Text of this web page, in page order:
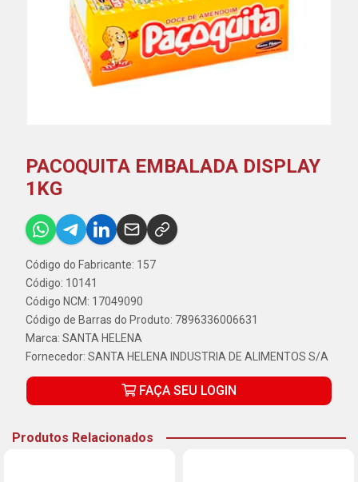
PACOQUITA EMBALADA DISPLAY
1KG
Código do Fabricante: 157
Código: 10141
Código NCM: 17049090
Código de Barras do Produto: 7896336006631
Marca: SANTA HELENA
Fornecedor: SANTA HELENA INDUSTRIA DE ALIMENTOS S/A
FAÇA SEU LOGIN
Produtos Relacionados